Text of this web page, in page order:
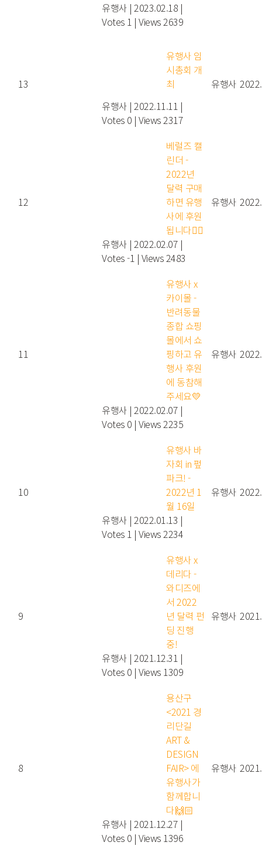
유행사 | 2023.02.18 |
Votes 1 | Views 2639
13
유행사 임
시총회 개
최
유행사 | 2022.11.11 |
Votes 0 | Views 2317
유행사
12
베럴즈 캘
린더 -
2022년
달력 구매
하면 유행
사에 후원
됩니다👍🏻
유행사 | 2022.02.07 |
Votes -1 | Views 2483
유행사
11
유행사 x
카이몰 -
반려동물
종합 쇼핑
몰에서 쇼
핑하고 유
행사 후원
에 동참해
주세요💛
유행사 | 2022.02.07 |
Votes 0 | Views 2235
유행사
10
유행사 바
자회 in 펖
파크! -
2022년 1
월 16일
유행사 | 2022.01.13 |
Votes 1 | Views 2234
유행사
9
유행사 x
데리다 -
와디즈에
서 2022
년 달력 펀
딩 진행
중!
유행사 | 2021.12.31 |
Votes 0 | Views 1309
유행사
8
용산구
<2021 경
리단길
ART &
DESIGN
FAIR> 에
유행사가
함께합니
다🙌🏻
유행사 | 2021.12.27 |
Votes 0 | Views 1396
유행사